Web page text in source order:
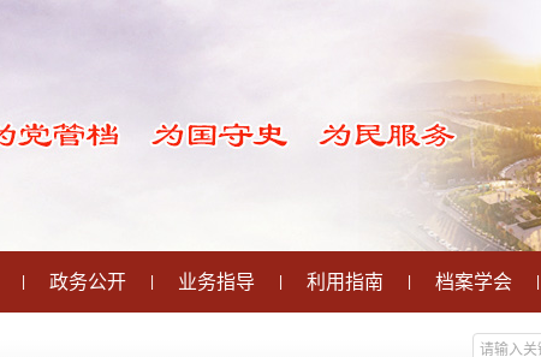
政务公开 业务指导 利用指南 档案学会